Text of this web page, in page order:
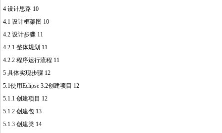
4 设计思路 10
4.1 设计框架图 10
4.2 设计步骤 11
4.2.1 整体规划 11
4.2.2 程序运行流程 11
5 具体实现步骤 12
5.1使用Eclipse 3.2创建项目 12
5.1.1 创建项目 12
5.1.2 创建包 13
5.1.3 创建类 14